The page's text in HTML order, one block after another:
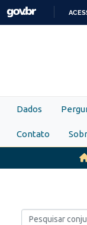
Skip to main content
Dados
Contato